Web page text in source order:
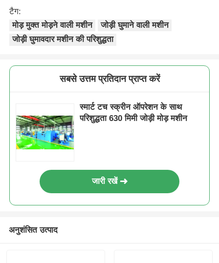
टैग:
मोड़ मुक्त मोड़ने वाली मशीन
जोड़ी घुमाने वाली मशीन
जोड़ी घुमावदार मशीन की परिशुद्धता
सबसे उत्तम प्रतिदान प्राप्त करें
स्मार्ट टच स्क्रीन ऑपरेशन के साथ
परिशुद्धता 630 मिमी जोड़ी मोड़ मशीन
जारी रखें
अनुशंसित उत्पाद